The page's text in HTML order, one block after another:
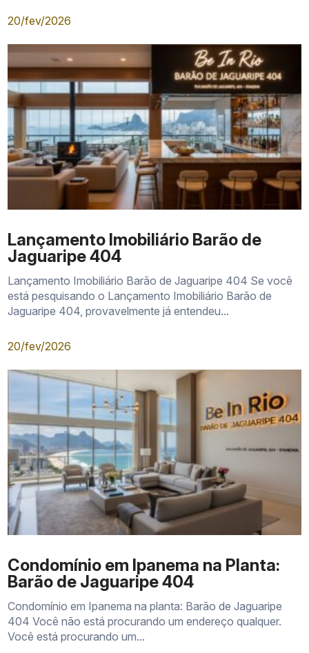
Moradia prática
Segunda residência
Patrimônio imobiliário
Unidade compacta
Uso residencial ou locação
Seleção por planta
20/fev/2026
Lançamento Imobiliário Barão de
Jaguaripe 404
Lançamento Imobiliário Barão de Jaguaripe 404 Se você
está pesquisando o Lançamento Imobiliário Barão de
Jaguaripe 404, provavelmente já entendeu...
20/fev/2026
Condomínio em Ipanema na Planta:
Barão de Jaguaripe 404
Condomínio em Ipanema na planta: Barão de Jaguaripe
404 Você não está procurando um endereço qualquer.
Você está procurando um...